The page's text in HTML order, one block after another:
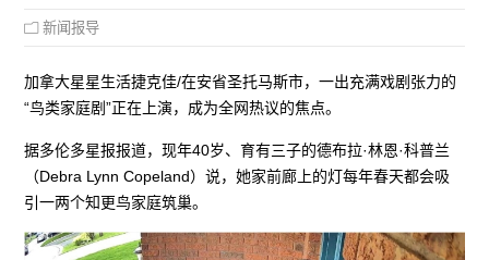
新闻报导
加拿大星星生活捷克佳/在安省圣托马斯市，一出充满戏剧张力的
“鸟类家庭剧”正在上演，成为全网热议的焦点。
据多伦多星报报道，现年40岁、育有三子的德布拉·林恩·科普兰
（Debra Lynn Copeland）说，她家前廊上的灯每年春天都会吸
引一两个知更鸟家庭筑巢。